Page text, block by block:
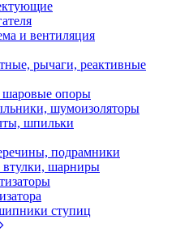
и вентиляция
рычаги, реактивные
опоры
шумоизоляторы
шпильки
подрамники
втулки, шарниры
ступиц